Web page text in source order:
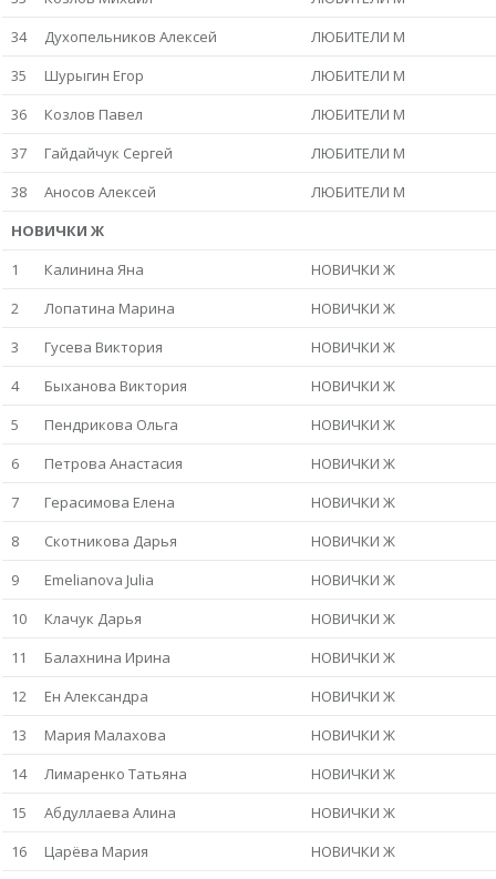
34
Духопельников Алексей
ЛЮБИТЕЛИ М
35
Шурыгин Егор
ЛЮБИТЕЛИ М
36
Козлов Павел
ЛЮБИТЕЛИ М
37
Гайдайчук Сергей
ЛЮБИТЕЛИ М
38
Аносов Алексей
ЛЮБИТЕЛИ М
НОВИЧКИ Ж
1
Калинина Яна
НОВИЧКИ Ж
2
Лопатина Марина
НОВИЧКИ Ж
3
Гусева Виктория
НОВИЧКИ Ж
4
Быханова Виктория
НОВИЧКИ Ж
5
Пендрикова Ольга
НОВИЧКИ Ж
6
Петрова Анастасия
НОВИЧКИ Ж
7
Герасимова Елена
НОВИЧКИ Ж
8
Скотникова Дарья
НОВИЧКИ Ж
9
Emelianova Julia
НОВИЧКИ Ж
10
Клачук Дарья
НОВИЧКИ Ж
11
Балахнина Ирина
НОВИЧКИ Ж
12
Ен Александра
НОВИЧКИ Ж
13
Мария Малахова
НОВИЧКИ Ж
14
Лимаренко Татьяна
НОВИЧКИ Ж
15
Абдуллаева Алина
НОВИЧКИ Ж
16
Царёва Мария
НОВИЧКИ Ж